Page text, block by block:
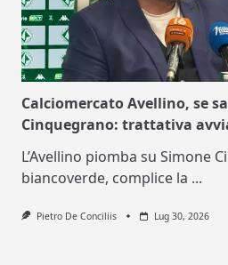
Calciomercato Avellino, se
Cinquegrano: trattativa
L’Avellino piomba su Simone
biancoverde, complice la ...
Pietro De Conciliis Lug 30, 2026